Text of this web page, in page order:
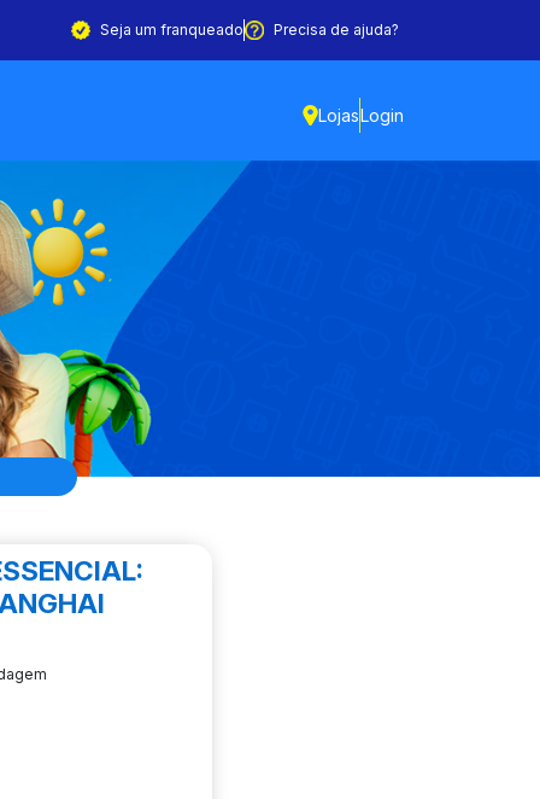
Seja um franqueado Precisa de ajuda?
LojasLogin